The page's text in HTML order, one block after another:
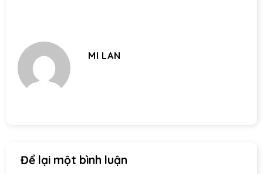
MI LAN
Để lại một bình luận